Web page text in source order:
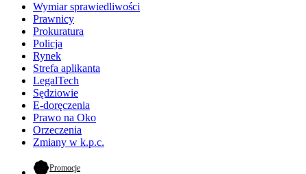
Wymiar sprawiedliwości
Prawnicy
Prokuratura
Policja
Rynek
Strefa aplikanta
LegalTech
Sędziowie
E-doręczenia
Prawo na Oko
Orzeczenia
Zmiany w k.p.c.
Promocje- otwiera się w nowej karcie